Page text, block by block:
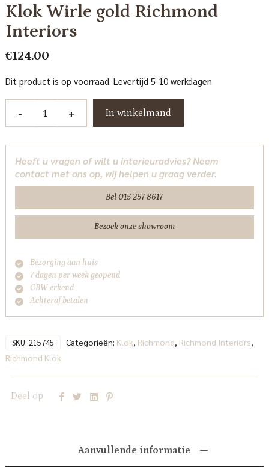
Klok Wirle gold Richmond
Interiors
€124.00
Dit product is op voorraad. Levertijd 5-10 werkdagen
-
Richmond
Interiors
aantal
+ In winkelmand
Heeft u vragen of wilt u interieuradvies? Neem
contact met ons op, wij helpen u graag verder.
Bel 015 257 8617
Bezoek onze showroom
Bezorging aan huis
7 dagen per week geopend
CBW erkend
Achteraf betalen
SKU: 215745 Categorieën: Klok Richmond Richmond Interiors
Richmond Klok
Deel op
Aanvullende informatie